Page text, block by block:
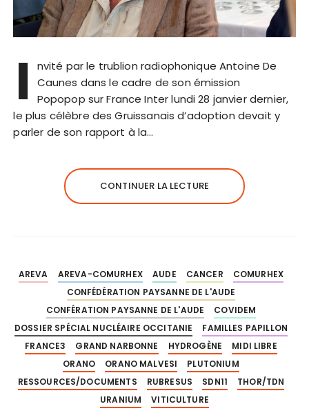
I
nvité par le trublion radiophonique Antoine De
Caunes dans le cadre de son émission
Popopop sur France Inter lundi 28 janvier dernier,
le plus célèbre des Gruissanais d’adoption devait y
parler de son rapport à la…
CONTINUER LA LECTURE
AREVA AREVA-COMURHEX AUDE CANCER
COMURHEX
CONFÉDÉRATION PAYSANNE DE L'AUDE
CONFÉRATION PAYSANNE DE L'AUDE
COVIDEM
DOSSIER SPÉCIAL NUCLÉAIRE OCCITANIE
FAMILLES PAPILLON
FRANCE3
GRAND NARBONNE HYDROGÈNE
MIDI LIBRE
ORANO
ORANO MALVESI
PLUTONIUM
RESSOURCES/DOCUMENTS
RUBRESUS SDN11
THOR/TDN
URANIUM
VITICULTURE